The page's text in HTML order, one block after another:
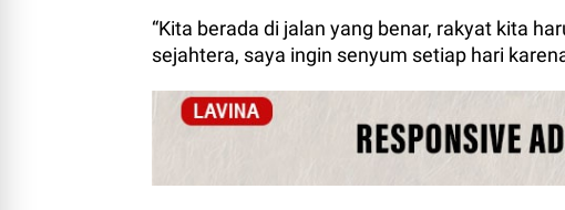
“Kita berada di jalan yang benar, rakyat kita
sejahtera, saya ingin senyum setiap hari